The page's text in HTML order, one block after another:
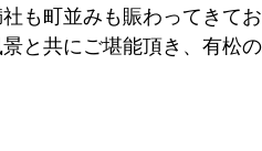
も町並みも賑わってきてお
と共にご堪能頂き、有松